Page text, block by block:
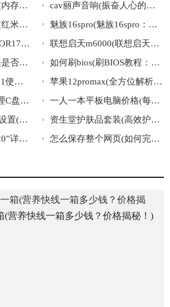
读卡器读不出内存卡(内存卡无法被读取，如何解决？)
cav丽声音响(振奋人心的音质，cav丽声万千音响)
redmik30至尊纪念版(红米K30至尊纪念版：更快、更强，打造极致使用体验！)
魅族16spro(魅族16spro：旗舰手机之选)
oppor17pro(探索OPPOR17Pro的领先科技与卓越表现)
联想启天m6000(联想启天m6000：性能稳定，助你畅玩多媒体)
苹果有上网本吗(苹果是否有推出自家品牌的上网本？)
如何刷bios(刷BIOS教程：完整步骤一网打尽)
ios13.1怎么样(iOS13.1使用体验分享：值不值得升级？)
苹果12promax(全方位解析苹果12ProMax的细节与黑科技)
c盘怎么清理(如何清理C盘：最有效的方法)
一人一本平板电脑价格(每人一部平板电脑，价格大揭秘)
腾达无线路由器怎么设置(如何设置腾达无线路由器)
资生堂护肤品套装(高效护肤，闪亮每一天——资生堂全套护肤品值得拥有)
oppoa520(“OPPOA520”详解：配置、功能、使用心得)
怎么保存整个网页(如何完整保存网页内容)
箱(营养快线一箱多少钱？价格揭